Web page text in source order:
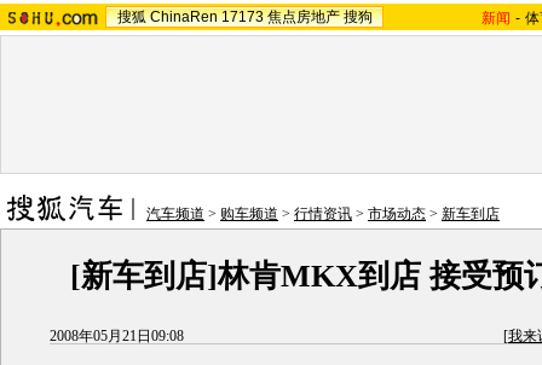
搜狐 ChinaRen 17173 焦点房地产 搜狗 新闻 -
汽车频道 > 购车频道 > 行情资讯 > 市场动态 > 新车到店
[新车到店]林肯MKX到店 接受预
2008年05月21日09:08 [我来